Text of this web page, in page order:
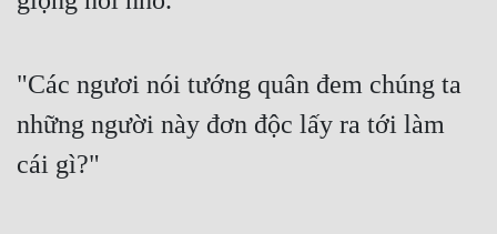
Xa Lộ Dịch
Cung Đấu
"Các ngươi nói tướng quân đem chúng ta
những người này đơn độc lấy ra tới làm
cái gì?"